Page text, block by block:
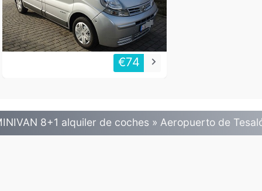
€74 keyboard_arrow_right
8+1 alquiler de coches » Aeropuerto de